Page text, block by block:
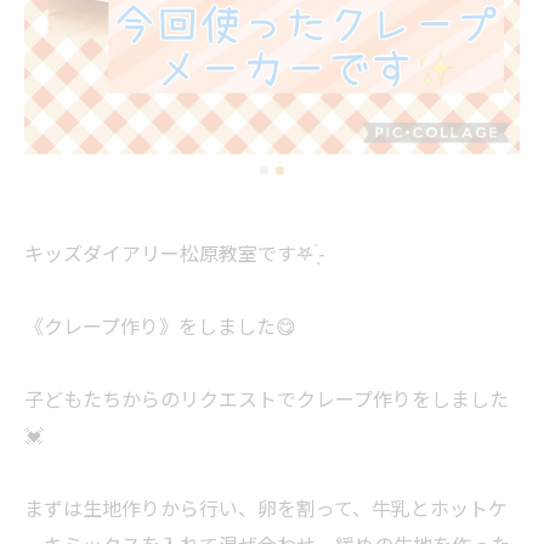
キッズダイアリー松原教室です‎𖤐 ̖́-‬
《クレープ作り》をしました😋
子どもたちからのリクエストでクレープ作りをしました
💓
まずは生地作りから行い、卵を割って、牛乳とホットケ